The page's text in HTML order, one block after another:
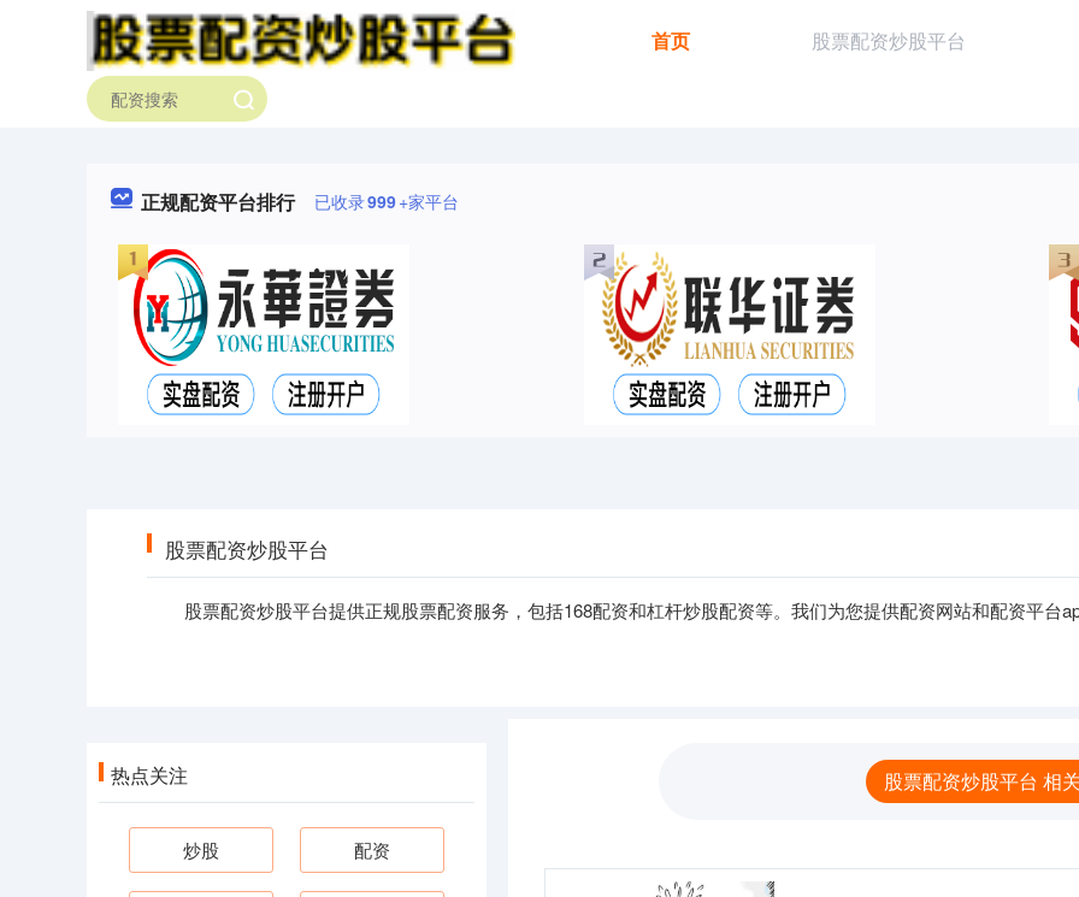
首页 股票配资炒股平台
正规配资平台排行 已收录999+家平台
股票配资炒股平台
股票配资炒股平台提供正规股票配资服务，包括168配资和杠杆炒股配资等。我们为您提供配资网站和配资平台
股票配资炒股平台 相
热点关注
炒股 配资